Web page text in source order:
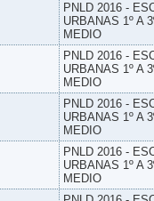
PNLD 2016 -
URBANAS 1º A
MEDIO
PNLD 2016 -
URBANAS 1º A
MEDIO
PNLD 2016 -
URBANAS 1º A
MEDIO
PNLD 2016 -
URBANAS 1º A
MEDIO